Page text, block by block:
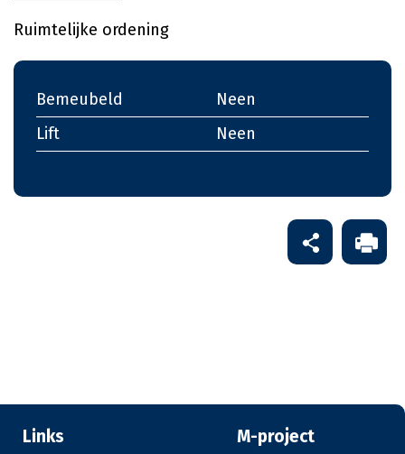
Ruimtelijke ordening
Bemeubeld
Neen
Lift
Neen
Links M-project